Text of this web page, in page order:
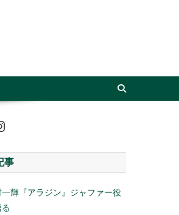
事
一輝『アラジン』ジャファー役
る